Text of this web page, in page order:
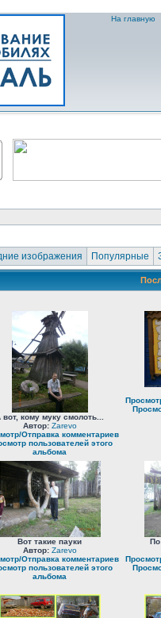
На главную
изображения Популярные
вот, кому муку смолоть...
Автор: Zarevo
Отправка комментариев
пользователей этого
альбома
Вот такие пауки
Автор: Zarevo
Отправка комментариев
пользователей этого
альбома
По